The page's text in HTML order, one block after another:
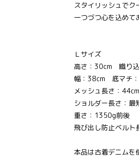
スタイリッシュでク
一つづつ心を込めて
Ｌサイズ
高さ：30cm 織り
幅：38cm 底マチ
メッシュ長さ：44cm
ショルダー長さ：
重さ：1350g前後
飛び出し防止ベルト
本品は古着デニムを